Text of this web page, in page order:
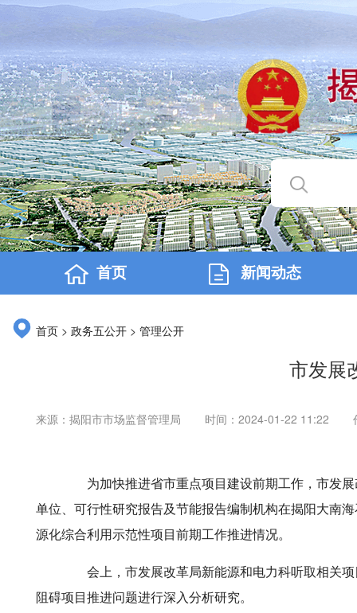
首页 新闻动态
首页 > 政务五公开 > 管理公开
市发展
来源：揭阳市市场监督管理局 时间：2024-01-22 11:22
为加快推进省市重点项目建设前期工作，市发展
单位、可行性研究报告及节能报告编制机构在揭阳大南
源化综合利用示范性项目前期工作推进情况。
会上，市发展改革局新能源和电力科听取相关项
阻碍项目推进问题进行深入分析研究。